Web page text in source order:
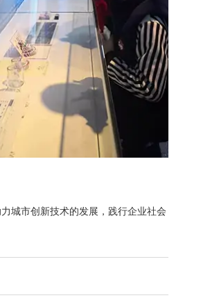
城市创新技术的发展，践行企业社会